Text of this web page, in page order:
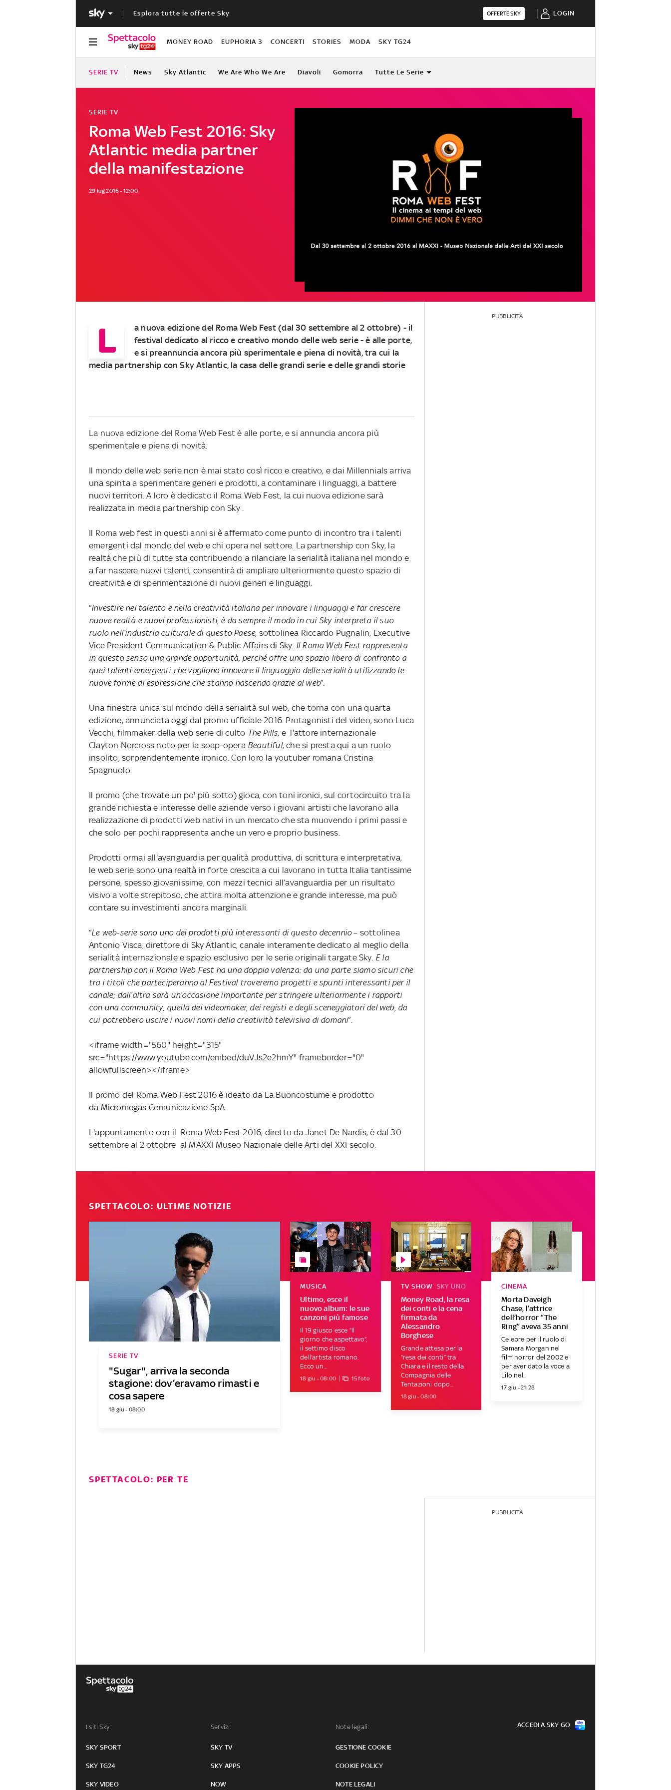
Esplora tutte le offerte Sky OFFERTE SKY LOGIN
MONEY ROAD EUPHORIA 3 CONCERTI STORIES MODA SKY TG24
SERIE TV News Sky Atlantic We Are Who We Are Diavoli Gomorra Tutte Le Serie
Roma Web Fest 2016: Sky
Atlantic media partner
della manifestazione
SERIE TV
29 lug 2016 - 12:00
L a nuova edizione del Roma Web Fest(dal 30 settembre al 2 ottobre) - il
festival dedicato al ricco e creativo mondo delle web serie - è alle porte,
e si preannuncia ancora più sperimentale e piena di novità, tra cui la
media partnership con Sky Atlantic, la casa delle grandi serie e delle grandi storie
La nuova edizione del Roma Web Fest è alle porte, e si annuncia ancora più
sperimentale e piena di novità.
Il mondo delle web serie non è mai stato così ricco e creativo, e dai Millennials arriva
una spinta a sperimentare generi e prodotti, a contaminare i linguaggi, a battere
nuovi territori. A loro è dedicato il Roma Web Fest, la cui nuova edizione sarà
realizzata in media partnership con Sky .
Il Roma web fest in questi anni si è affermato come punto di incontro tra i talenti
emergenti dal mondo del web e chi opera nel settore. La partnership con Sky, la
realtà che più di tutte sta contribuendo a rilanciare la serialità italiana nel mondo e
a far nascere nuovi talenti, consentirà di ampliare ulteriormente questo spazio di
creatività e di sperimentazione di nuovi generi e linguaggi.
“Investire nel talento e nella creatività italiana per innovare i linguaggi e far crescere
nuove realtà e nuovi professionisti, è da sempre il modo in cui Sky interpreta il suo
ruolo nell’industria culturale di questo Paese, sottolinea Riccardo Pugnalin, Executive
Vice President Communication & Public Affairs di Sky. Il Roma Web Fest rappresenta
in questo senso una grande opportunità, perché offre uno spazio libero di confronto a
quei talenti emergenti che vogliono innovare il linguaggio delle serialità utilizzando le
nuove forme di espressione che stanno nascendo grazie al web”.
Una finestra unica sul mondo della serialità sul web, che torna con una quarta
edizione, annunciata oggi dal promo ufficiale 2016. Protagonisti del video, sono Luca
Vecchi, filmmaker della web serie di culto The Pills, e l'attore internazionale
Clayton Norcross noto per la soap-opera Beautiful, che si presta qui a un ruolo
insolito, sorprendentemente ironico. Con loro la youtuber romana Cristina
Spagnuolo.
Il promo (che trovate un po' più sotto) gioca, con toni ironici, sul cortocircuito tra la
grande richiesta e interesse delle aziende verso i giovani artisti che lavorano alla
realizzazione di prodotti web nativi in un mercato che sta muovendo i primi passi e
che solo per pochi rappresenta anche un vero e proprio business.
Prodotti ormai all'avanguardia per qualità produttiva, di scrittura e interpretativa,
le web serie sono una realtà in forte crescita a cui lavorano in tutta Italia tantissime
persone, spesso giovanissime, con mezzi tecnici all’avanguardia per un risultato
visivo a volte strepitoso, che attira molta attenzione e grande interesse, ma può
contare su investimenti ancora marginali.
“Le web-serie sono uno dei prodotti più interessanti di questo decennio– sottolinea
Antonio Visca, direttore di Sky Atlantic, canale interamente dedicato al meglio della
serialità internazionale e spazio esclusivo per le serie originali targate Sky. E la
partnership con il Roma Web Fest ha una doppia valenza: da una parte siamo sicuri che
tra i titoli che parteciperanno al Festival troveremo progetti e spunti interessanti per il
canale; dall’altra sarà un’occasione importante per stringere ulteriormente i rapporti
con una community, quella dei videomaker, dei registi e degli sceneggiatori del web, da
cui potrebbero uscire i nuovi nomi della creatività televisiva di domani”.
<iframe width="560" height="315"
src="https://www.youtube.com/embed/duVJs2e2hmY" frameborder="0"
allowfullscreen></iframe>
Il promo del Roma Web Fest 2016 è ideato da La Buoncostume e prodotto
da Micromegas Comunicazione SpA.
L'appuntamento con il Roma Web Fest 2016, diretto da Janet De Nardis, è dal 30
settembre al 2 ottobre al MAXXI Museo Nazionale delle Arti del XXI secolo.
PUBBLICITÀ
SPETTACOLO: ULTIME NOTIZIE
"Sugar", arriva la seconda
stagione: dov’eravamo rimasti e
cosa sapere
SERIE TV
18 giu - 08:00
Ultimo, esce il
nuovo album: le sue
canzoni più famose
MUSICA
Il 19 giusco esce “Il
giorno che aspettavo”,
il settimo disco
dell’artista romano.
Ecco un...
18 giu - 08:00 15 foto
Money Road, la resa
dei conti e la cena
firmata da
Alessandro
Borghese
TV SHOW SKY UNO
Grande attesa per la
“resa dei conti” tra
Chiara e il resto della
Compagnia delle
Tentazioni dopo...
18 giu - 08:00
Morta Daveigh
Chase, l’attrice
dell’horror “The
Ring” aveva 35 anni
CINEMA
Celebre per il ruolo di
Samara Morgan nel
film horror del 2002 e
per aver dato la voce a
Lilo nel...
17 giu - 21:28
SPETTACOLO: PER TE
PUBBLICITÀ
I siti Sky:
SKY SPORT
SKY TG24
SKY VIDEO
Servizi:
SKY TV
SKY APPS
NOW
Note legali:
GESTIONE COOKIE
COOKIE POLICY
NOTE LEGALI
ACCEDI A SKY GO